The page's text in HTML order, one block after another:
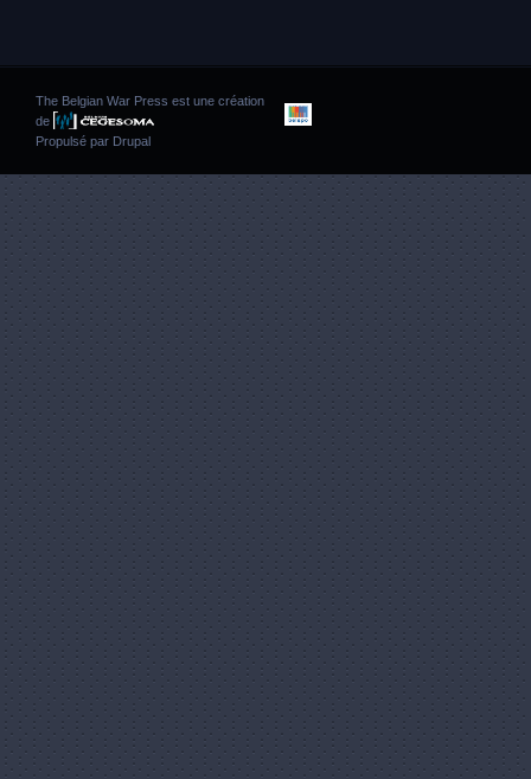
The Belgian War Press est une création
de
Propulsé par Drupal